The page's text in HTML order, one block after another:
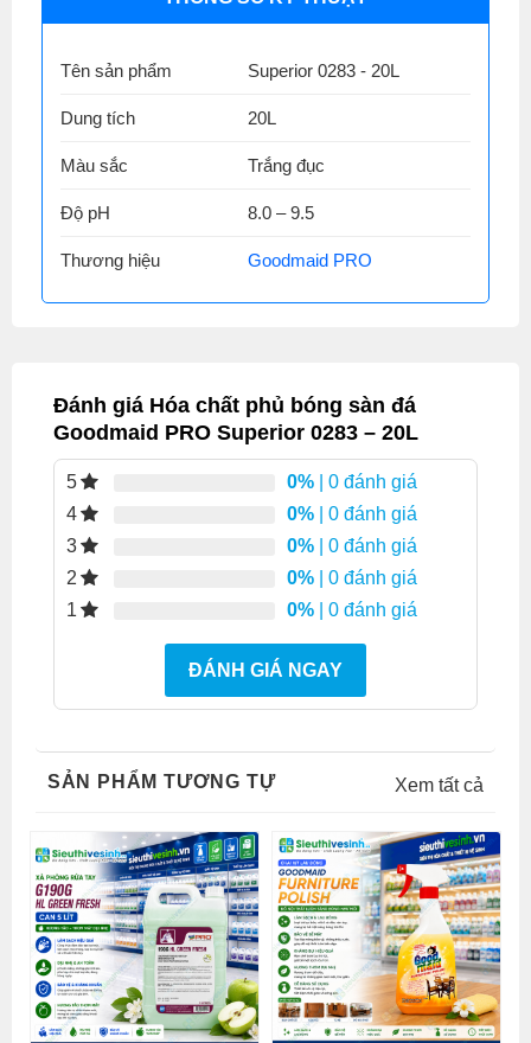
Tên sản phẩm Superior 0283 - 20L
Dung tích 20L
Màu sắc Trắng đục
Độ pH 8.0 – 9.5
Thương hiệu Goodmaid PRO
Đánh giá Hóa chất phủ bóng sàn đá
Goodmaid PRO Superior 0283 – 20L
5 0% | 0 đánh giá
4
0% | 0 đánh giá
3
0% | 0 đánh giá
2
0% | 0 đánh giá
1
0% | 0 đánh giá
ĐÁNH GIÁ NGAY
SẢN PHẨM TƯƠNG TỰ Xem tất cả